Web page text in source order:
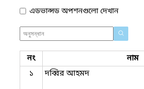
এডভান্সড অপশনগুলো দেখান
নং নাম
১
দব্বির আহমদ